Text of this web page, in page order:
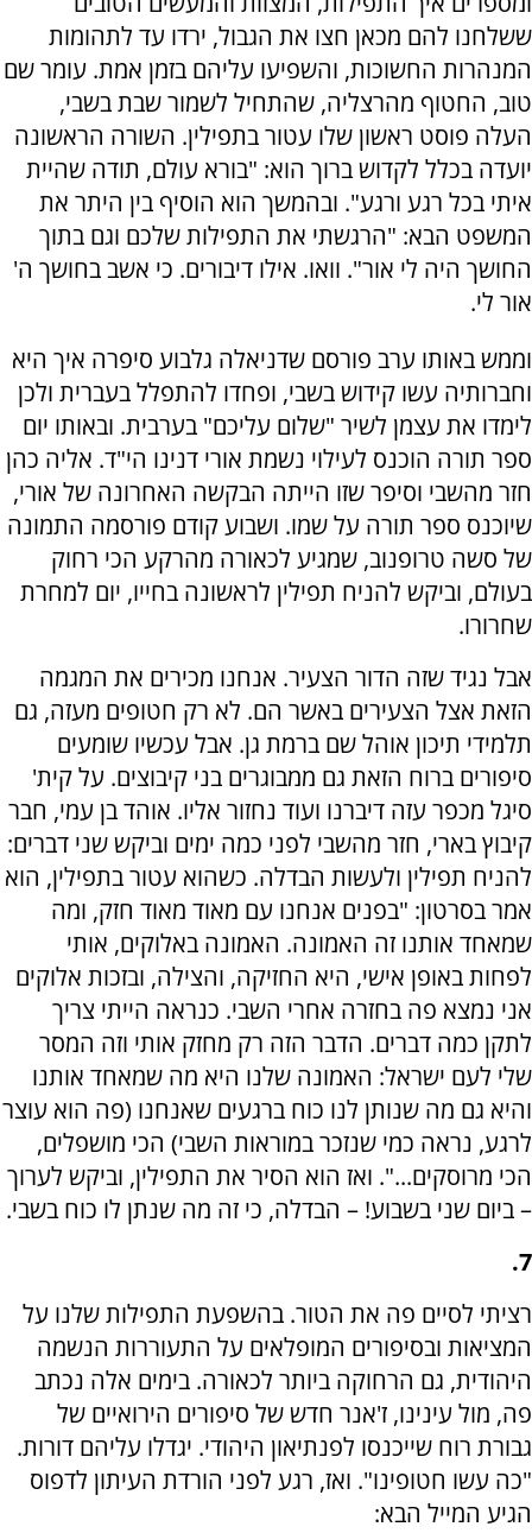
ששלחנו להם מכאן חצו את הגבול, ירדו עד לתהומות
המנהרות החשוכות, והשפיעו עליהם בזמן אמת. עומר שם
טוב, החטוף מהרצליה, שהתחיל לשמור שבת בשבי,
העלה פוסט ראשון שלו עטור בתפילין. השורה הראשונה
יועדה בכלל לקדוש ברוך הוא: "בורא עולם, תודה שהיית
איתי בכל רגע ורגע". ובהמשך הוא הוסיף בין היתר את
המשפט הבא: "הרגשתי את התפילות שלכם וגם בתוך
החושך היה לי אור". וואו. אילו דיבורים. כי אשב בחושך ה'
אור לי.
וממש באותו ערב פורסם שדניאלה גלבוע סיפרה איך היא
וחברותיה עשו קידוש בשבי, ופחדו להתפלל בעברית ולכן
לימדו את עצמן לשיר "שלום עליכם" בערבית. ובאותו יום
ספר תורה הוכנס לעילוי נשמת אורי דנינו הי"ד. אליה כהן
חזר מהשבי וסיפר שזו הייתה הבקשה האחרונה של אורי,
שיוכנס ספר תורה על שמו. ושבוע קודם פורסמה התמונה
של סשה טרופנוב, שמגיע לכאורה מהרקע הכי רחוק
בעולם, וביקש להניח תפילין לראשונה בחייו, יום למחרת
שחרורו.
אבל נגיד שזה הדור הצעיר. אנחנו מכירים את המגמה
הזאת אצל הצעירים באשר הם. לא רק חטופים מעזה, גם
תלמידי תיכון אוהל שם ברמת גן. אבל עכשיו שומעים
סיפורים ברוח הזאת גם ממבוגרים בני קיבוצים. על קית'
סיגל מכפר עזה דיברנו ועוד נחזור אליו. אוהד בן עמי, חבר
קיבוץ בארי, חזר מהשבי לפני כמה ימים וביקש שני דברים:
להניח תפילין ולעשות הבדלה. כשהוא עטור בתפילין, הוא
אמר בסרטון: "בפנים אנחנו עם מאוד מאוד חזק, ומה
שמאחד אותנו זה האמונה. האמונה באלוקים, אותי
לפחות באופן אישי, היא החזיקה, והצילה, ובזכות אלוקים
אני נמצא פה בחזרה אחרי השבי. כנראה הייתי צריך
לתקן כמה דברים. הדבר הזה רק מחזק אותי וזה המסר
שלי לעם ישראל: האמונה שלנו היא מה שמאחד אותנו
והיא גם מה שנותן לנו כוח ברגעים שאנחנו (פה הוא עוצר
לרגע, נראה כמי שנזכר במוראות השבי) הכי מושפלים,
הכי מרוסקים...". ואז הוא הסיר את התפילין, וביקש לערוך
– ביום שני בשבוע! – הבדלה, כי זה מה שנתן לו כוח בשבי.
7.
רציתי לסיים פה את הטור. בהשפעת התפילות שלנו על
המציאות ובסיפורים המופלאים על התעוררות הנשמה
היהודית, גם הרחוקה ביותר לכאורה. בימים אלה נכתב
פה, מול עינינו, ז'אנר חדש של סיפורים הירואיים של
גבורת רוח שייכנסו לפנתיאון היהודי. יגדלו עליהם דורות.
"כה עשו חטופינו". ואז, רגע לפני הורדת העיתון לדפוס
הגיע המייל הבא: